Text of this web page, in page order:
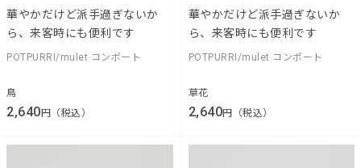
華やかだけど派手過ぎないか
ら、来客時にも便利です
POTPURRI/mulet コンポート
鳥
2,640 円（税込）
華やかだけど派手過ぎないか
ら、来客時にも便利です
POTPURRI/mulet コンポート
草花
2,640円（税込）